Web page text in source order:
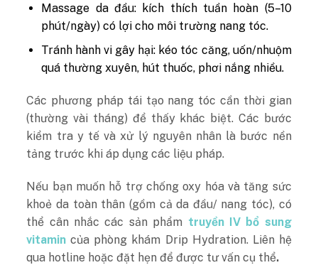
Massage da đầu: kích thích tuần hoàn (5–10
phút/ngày) có lợi cho môi trường nang tóc.
Tránh hành vi gây hại: kéo tóc căng, uốn/nhuộm
quá thường xuyên, hút thuốc, phơi nắng nhiều.
Các phương pháp tái tạo nang tóc cần thời gian
(thường vài tháng) để thấy khác biệt. Các bước
kiểm tra y tế và xử lý nguyên nhân là bước nền
tảng trước khi áp dụng các liệu pháp.
Nếu bạn muốn hỗ trợ chống oxy hóa và tăng sức
khoẻ da toàn thân (gồm cả da đầu/ nang tóc), có
thể cân nhắc các sản phẩm truyền IV bổ sung
vitamin của phòng khám Drip Hydration. Liên hệ
qua hotline hoặc đặt hẹn để được tư vấn cụ thể.